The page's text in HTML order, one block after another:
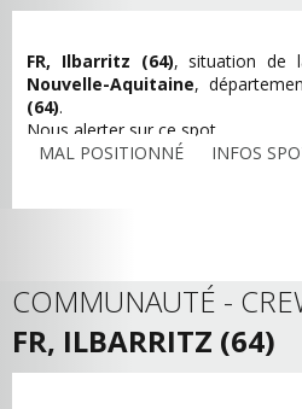
FR, Ilbarritz (64), situation de
Nouvelle-Aquitaine,
(64).
Nous alerter sur ce spot
MAL POSITIONNÉ
INFOS
COMMUNAUTÉ -
FR, ILBARRITZ (64)